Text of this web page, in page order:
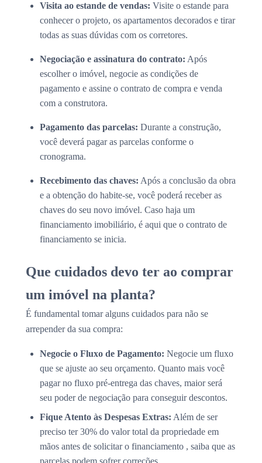
Visita ao estande de vendas: Visite o estande para
conhecer o projeto, os apartamentos decorados e tirar
todas as suas dúvidas com os corretores.
Negociação e assinatura do contrato: Após
escolher o imóvel, negocie as condições de
pagamento e assine o contrato de compra e venda
com a construtora.
Pagamento das parcelas: Durante a construção,
você deverá pagar as parcelas conforme o
cronograma.
Recebimento das chaves: Após a conclusão da obra
e a obtenção do habite-se, você poderá receber as
chaves do seu novo imóvel. Caso haja um
financiamento imobiliário, é aqui que o contrato de
financiamento se inicia.
Que cuidados devo ter ao comprar
um imóvel na planta?
É fundamental tomar alguns cuidados para não se
arrepender da sua compra:
Negocie o Fluxo de Pagamento: Negocie um fluxo
que se ajuste ao seu orçamento. Quanto mais você
pagar no fluxo pré-entrega das chaves, maior será
seu poder de negociação para conseguir descontos.
Fique Atento às Despesas Extras: Além de ser
preciso ter 30% do valor total da propriedade em
mãos antes de solicitar o financiamento , saiba que as
parcelas podem sofrer correções.